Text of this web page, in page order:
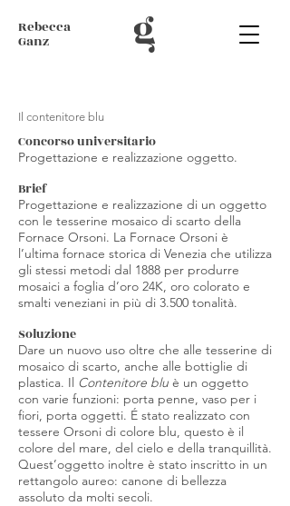
Rebecca
Ganz
Il contenitore blu
Concorso universitario
Progettazione e realizzazione oggetto.
Brief
Progettazione e realizzazione di un oggetto
con le tesserine mosaico di scarto della
Fornace Orsoni. La Fornace Orsoni è
l’ultima fornace storica di Venezia che utilizza
gli stessi metodi dal 1888 per produrre
mosaici a foglia d’oro 24K, oro colorato e
smalti veneziani in più di 3.500 tonalità.
Soluzione
Dare un nuovo uso oltre che alle tesserine di
mosaico di scarto, anche alle bottiglie di
plastica. Il Contenitore blu è un oggetto
con varie funzioni: porta penne, vaso per i
fiori, porta oggetti. É stato realizzato con
tessere Orsoni di colore blu, questo è il
colore del mare, del cielo e della tranquillità.
Quest’oggetto inoltre è stato inscritto in un
rettangolo aureo: canone di bellezza
assoluto da molti secoli.